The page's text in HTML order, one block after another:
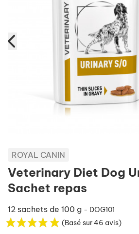
ROYAL CANIN
Veterinary Diet Dog
Sachet repas
12 sachets de 100 g - DOG101
(Basé sur 46 avis)